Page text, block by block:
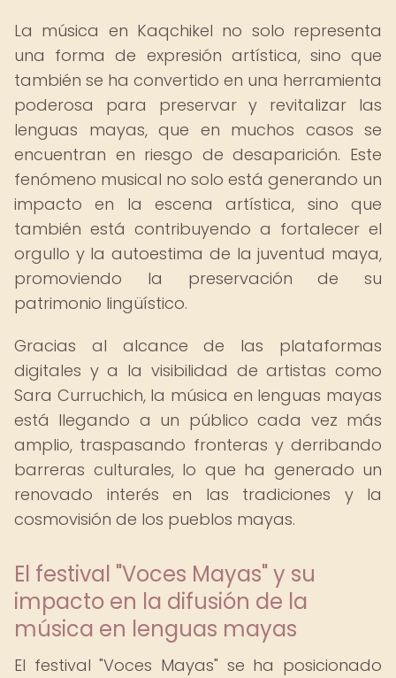
La música en Kaqchikel no solo representa
una forma de expresión artística, sino que
también se ha convertido en una herramienta
poderosa para preservar y revitalizar las
lenguas mayas, que en muchos casos se
encuentran en riesgo de desaparición. Este
fenómeno musical no solo está generando un
impacto en la escena artística, sino que
también está contribuyendo a fortalecer el
orgullo y la autoestima de la juventud maya,
promoviendo la preservación de su
patrimonio lingüístico.
Gracias al alcance de las plataformas
digitales y a la visibilidad de artistas como
Sara Curruchich, la música en lenguas mayas
está llegando a un público cada vez más
amplio, traspasando fronteras y derribando
barreras culturales, lo que ha generado un
renovado interés en las tradiciones y la
cosmovisión de los pueblos mayas.
El festival "Voces Mayas" y su
impacto en la difusión de la
música en lenguas mayas
El festival "Voces Mayas" se ha posicionado